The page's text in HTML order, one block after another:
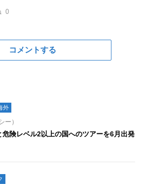
0
コメントする
外
ー）
険レベル2以上の国へのツアーを6月出発